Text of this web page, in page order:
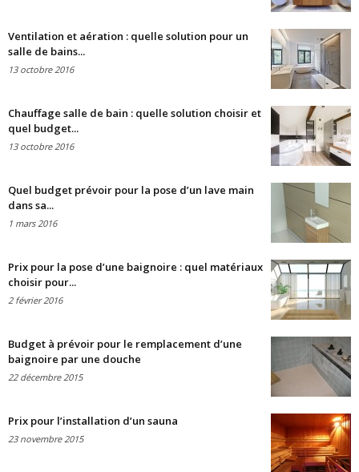
Ventilation et aération : quelle solution pour un
salle de bains...
13 octobre 2016
Chauffage salle de bain : quelle solution choisir et
quel budget...
13 octobre 2016
Quel budget prévoir pour la pose d’un lave main
dans sa...
1 mars 2016
Prix pour la pose d’une baignoire : quel matériaux
choisir pour...
2 février 2016
Budget à prévoir pour le remplacement d’une
baignoire par une douche
22 décembre 2015
Prix pour l’installation d’un sauna
23 novembre 2015